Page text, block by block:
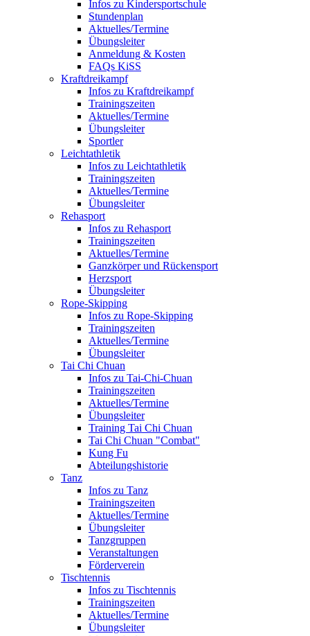
Infos zu Kindersportschule
Stundenplan
Aktuelles/Termine
Übungsleiter
Anmeldung & Kosten
FAQs KiSS
Kraftdreikampf
Infos zu Kraftdreikampf
Trainingszeiten
Aktuelles/Termine
Übungsleiter
Sportler
Leichtathletik
Infos zu Leichtathletik
Trainingszeiten
Aktuelles/Termine
Übungsleiter
Rehasport
Infos zu Rehasport
Trainingszeiten
Aktuelles/Termine
Ganzkörper und Rückensport
Herzsport
Übungsleiter
Rope-Skipping
Infos zu Rope-Skipping
Trainingszeiten
Aktuelles/Termine
Übungsleiter
Tai Chi Chuan
Infos zu Tai-Chi-Chuan
Trainingszeiten
Aktuelles/Termine
Übungsleiter
Training Tai Chi Chuan
Tai Chi Chuan "Combat"
Kung Fu
Abteilungshistorie
Tanz
Infos zu Tanz
Trainingszeiten
Aktuelles/Termine
Übungsleiter
Tanzgruppen
Veranstaltungen
Förderverein
Tischtennis
Infos zu Tischtennis
Trainingszeiten
Aktuelles/Termine
Übungsleiter